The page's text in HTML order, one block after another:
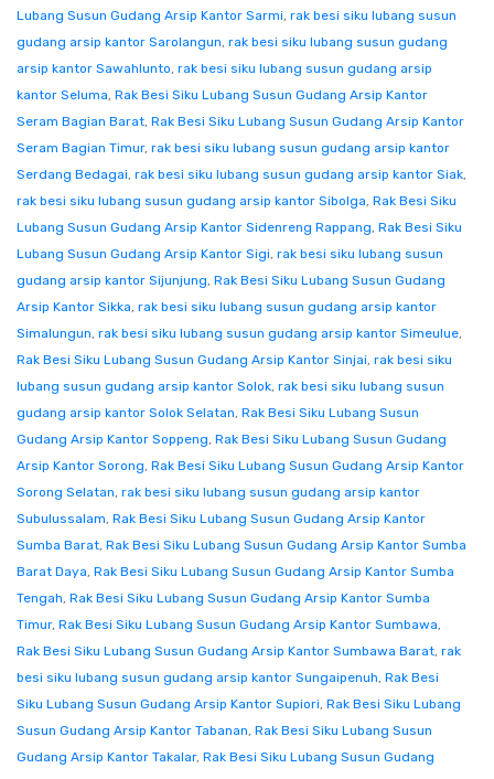
Lubang Susun Gudang Arsip Kantor Sarmi, rak besi siku lubang susun
gudang arsip kantor Sarolangun, rak besi siku lubang susun gudang
arsip kantor Sawahlunto, rak besi siku lubang susun gudang arsip
kantor Seluma, Rak Besi Siku Lubang Susun Gudang Arsip Kantor
Seram Bagian Barat, Rak Besi Siku Lubang Susun Gudang Arsip Kantor
Seram Bagian Timur, rak besi siku lubang susun gudang arsip kantor
Serdang Bedagai, rak besi siku lubang susun gudang arsip kantor Siak,
rak besi siku lubang susun gudang arsip kantor Sibolga, Rak Besi Siku
Lubang Susun Gudang Arsip Kantor Sidenreng Rappang, Rak Besi Siku
Lubang Susun Gudang Arsip Kantor Sigi, rak besi siku lubang susun
gudang arsip kantor Sijunjung, Rak Besi Siku Lubang Susun Gudang
Arsip Kantor Sikka, rak besi siku lubang susun gudang arsip kantor
Simalungun, rak besi siku lubang susun gudang arsip kantor Simeulue,
Rak Besi Siku Lubang Susun Gudang Arsip Kantor Sinjai, rak besi siku
lubang susun gudang arsip kantor Solok, rak besi siku lubang susun
gudang arsip kantor Solok Selatan, Rak Besi Siku Lubang Susun
Gudang Arsip Kantor Soppeng, Rak Besi Siku Lubang Susun Gudang
Arsip Kantor Sorong, Rak Besi Siku Lubang Susun Gudang Arsip Kantor
Sorong Selatan, rak besi siku lubang susun gudang arsip kantor
Subulussalam, Rak Besi Siku Lubang Susun Gudang Arsip Kantor
Sumba Barat, Rak Besi Siku Lubang Susun Gudang Arsip Kantor Sumba
Barat Daya, Rak Besi Siku Lubang Susun Gudang Arsip Kantor Sumba
Tengah, Rak Besi Siku Lubang Susun Gudang Arsip Kantor Sumba
Timur, Rak Besi Siku Lubang Susun Gudang Arsip Kantor Sumbawa,
Rak Besi Siku Lubang Susun Gudang Arsip Kantor Sumbawa Barat, rak
besi siku lubang susun gudang arsip kantor Sungaipenuh, Rak Besi
Siku Lubang Susun Gudang Arsip Kantor Supiori, Rak Besi Siku Lubang
Susun Gudang Arsip Kantor Tabanan, Rak Besi Siku Lubang Susun
Gudang Arsip Kantor Takalar, Rak Besi Siku Lubang Susun Gudang